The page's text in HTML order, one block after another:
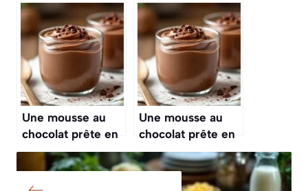
champagne : le
plat unique chic
prêt en 25
minutes
tendance venue
du luxe envahit les
chambres les plus
stylées
Une mousse au
chocolat prête en
10 min : cette
version ultra facile
se fait avec du
Une mousse au
chocolat prête en
10 min : cette
version ultra facile
se fait avec du